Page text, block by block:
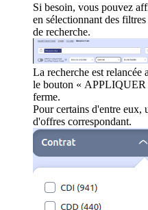
Si besoin, vous pouvez
en sélectionnant des
de recherche.
La recherche est
le bouton «
ferme.
Pour certains d'entre eux,
d'offres correspondant.